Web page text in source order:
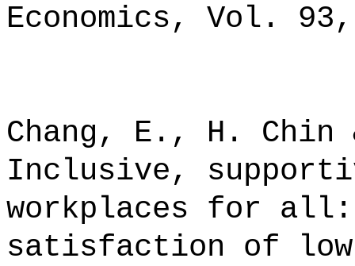
Economics, Vol.
Chang, E., H. Chin
Inclusive,
workplaces for all:
satisfaction of